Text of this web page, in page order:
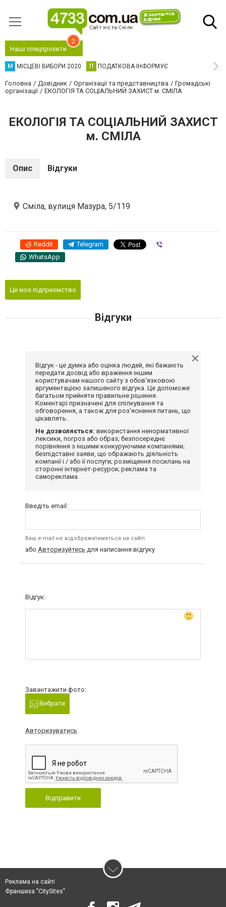
Наші спецпроєкти
2
М МІСЦЕВІ ВИБОРИ 2020 П ПОДАТКОВА ІНФОРМУЄ
Головна Довідник Організації та представництва
Громадські
організації
ЕКОЛОГІЯ ТА СОЦІАЛЬНИЙ ЗАХИСТ м. СМІЛА
ЕКОЛОГІЯ ТА СОЦІАЛЬНИЙ ЗАХИСТ
м. СМІЛА
Опис Відгуки
Сміла, вулиця Мазура, 5/119
Reddit Telegram
WhatsApp
Це моє підприємство
Відгуки
Відгук - це думка або оцінка людей, які бажають
передати досвід або враження іншим
користувачам нашого сайту з обов'язковою
аргументацією залишеного відгука. Це допоможе
багатьом прийняти правильне рішення.
Коментарі призначені для спілкування та
обговорення, а також для роз'яснення питань, що
цікавлять.
Не дозволяється: використання ненормативної
лексики, погроз або образ; безпосереднє
порівняння з іншими конкуруючими компаніями;
безпідставні заяви, що ображають діяльність
компанії і / або її послуги; розміщення посилань на
сторонні інтернет-ресурси; реклама та
самореклама.
Введіть email:
Ваш e-mail не відображатиметься на сайті
або Авторизуйтесь для написання відгуку
Відгук:
Завантажити фото:
Вибрати
Авторизуватись
Відправити
Реклама на сайті
Франшиза "CitySites"